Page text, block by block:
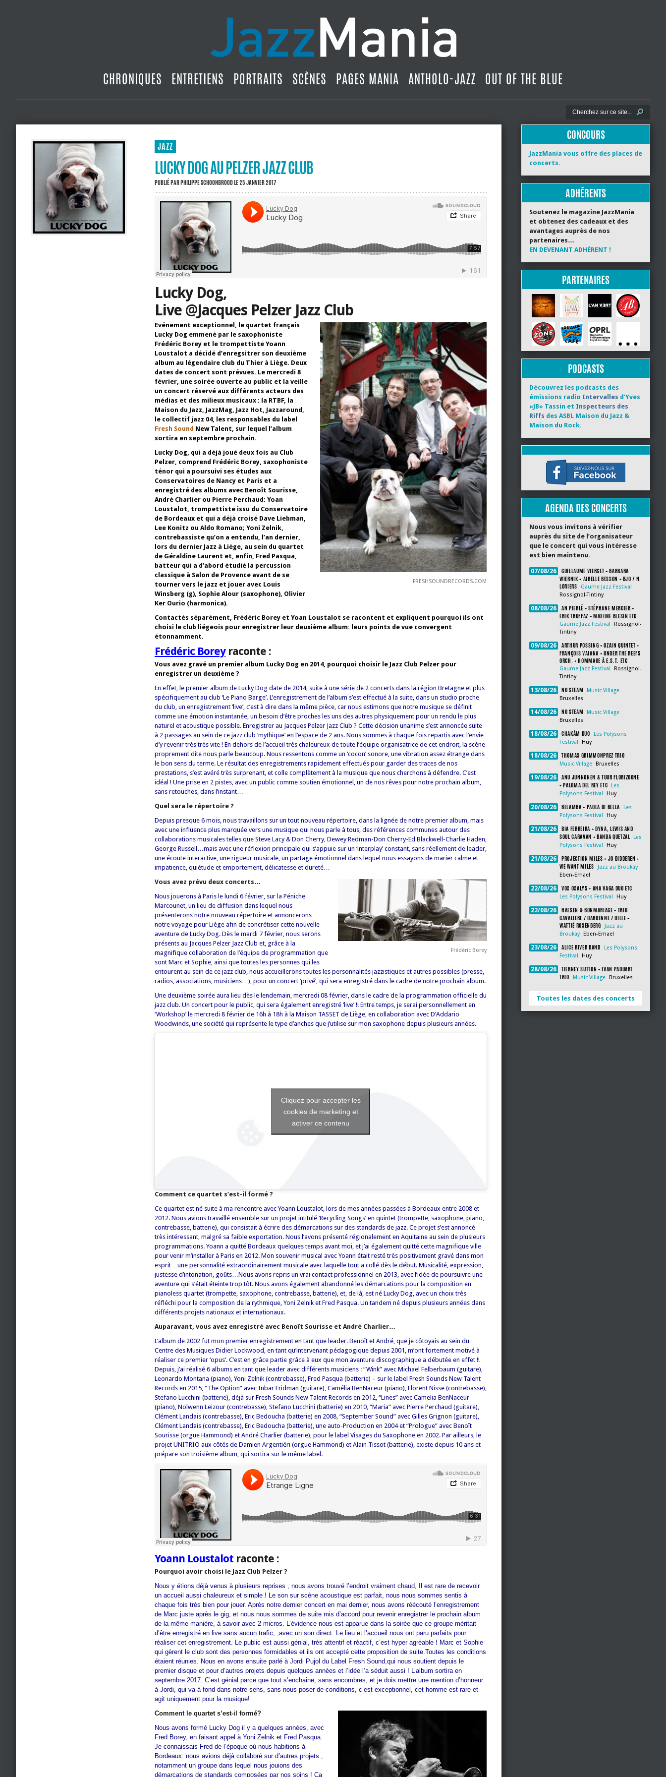
CHRONIQUES ENTRETIENS PORTRAITS SCÈNES PAGES MANIA ANTHOLO-JAZZ OUT OF THE BLUE
JAZZ
LUCKY DOG AU PELZER JAZZ CLUB
PUBLIÉ PARPHILIPPE SCHOONBROODLE 25 JANVIER 2017
Lucky Dog,
Live @Jacques Pelzer Jazz Club
FRESHSOUNDRECORDS.COM
Evénement exceptionnel, le quartet français
Lucky Dog emmené par le saxophoniste
Frédéric Borey et le trompettiste Yoann
Loustalot a décidé d’enregsitrer son deuxième
album au légendaire club du Thier à Liège. Deux
dates de concert sont prévues. Le mercredi 8
février, une soirée ouverte au public et la veille
un concert réservé aux différents acteurs des
médias et des milieux musicaux : la RTBF, la
Maison du Jazz, JazzMag, Jazz Hot, Jazzaround,
le collectif jazz 04, les responsables du label
Fresh Sound New Talent, sur lequel l’album
sortira en septembre prochain.
Lucky Dog, qui a déjà joué deux fois au Club
Pelzer, comprend Frédéric Borey, saxophoniste
ténor qui a poursuivi ses études aux
Conservatoires de Nancy et Paris et a
enregistré des albums avec Benoît Sourisse,
André Charlier ou Pierre Perchaud; Yoan
Loustalot, trompettiste issu du Conservatoire
de Bordeaux et qui a déjà croisé Dave Liebman,
Lee Konitz ou Aldo Romano; Yoni Zelnik,
contrebassiste qu’on a entendu, l’an dernier,
lors du dernier Jazz à Liège, au sein du quartet
de Géraldine Laurent et, enfin, Fred Pasqua,
batteur qui a d’abord étudié la percussion
classique à Salon de Provence avant de se
tourner vers le jazz et jouer avec Louis
Winsberg (g), Sophie Alour (saxophone), Olivier
Ker Ourio (harmonica).
Contactés séparément, Frédéric Borey et Yoan Loustalot se racontent et expliquent pourquoi ils ont
choisi le club liégeois pour enregistrer leur deuxième album: leurs points de vue convergent
étonnamment.
Frédéric Boreyraconte :
Vous avez gravé un premier album Lucky Dog en 2014, pourquoi choisir le Jazz Club Pelzer pour
enregistrer un deuxième ?
En effet, le premier album de Lucky Dog date de 2014, suite à une série de 2 concerts dans la région Bretagne et plus
spécifiquement au club ‘Le Piano Barge’. L’enregistrement de l’album s’est effectué à la suite, dans un studio proche
du club, un enregistrement ‘live’, c’est à dire dans la même pièce, car nous estimons que notre musique se définit
comme une émotion instantanée, un besoin d’être proches les uns des autres physiquement pour un rendu le plus
naturel et acoustique possible. Enregistrer au Jacques Pelzer Jazz Club ? Cette décision unanime s’est annoncée suite
à 2 passages au sein de ce jazz club ‘mythique’ en l’espace de 2 ans. Nous sommes à chaque fois repartis avec l’envie
d’y revenir très très vite ! En dehors de l’accueil très chaleureux de toute l’équipe organisatrice de cet endroit, la scène
proprement dite nous parle beaucoup. Nous ressentons comme un ‘cocon’ sonore, une vibration assez étrange dans
le bon sens du terme. Le résultat des enregistrements rapidement effectués pour garder des traces de nos
prestations, s’est avéré très surprenant, et colle complètement à la musique que nous cherchons à défendre. C’est
idéal ! Une prise en 2 pistes, avec un public comme soutien émotionnel, un de nos rêves pour notre prochain album,
sans retouches, dans l’instant…
Quel sera le répertoire ?
Depuis presque 6 mois, nous travaillons sur un tout nouveau répertoire, dans la lignée de notre premier album, mais
avec une influence plus marquée vers une musique qui nous parle à tous, des références communes autour des
collaborations musicales telles que Steve Lacy & Don Cherry, Dewey Redman-Don Cherry-Ed Blackwell-Charlie Haden,
George Russell…mais avec une réflexion principale qui s’appuie sur un ‘interplay’ constant, sans réellement de leader,
une écoute interactive, une rigueur musicale, un partage émotionnel dans lequel nous essayons de marier calme et
impatience, quiétude et emportement, délicatesse et dureté…
Frédéric Borey
Vous avez prévu deux concerts…
Nous jouerons à Paris le lundi 6 février, sur la Péniche
Marcounet, un lieu de diffusion dans lequel nous
présenterons notre nouveau répertoire et annoncerons
notre voyage pour Liège afin de concrétiser cette nouvelle
aventure de Lucky Dog. Dès le mardi 7 février, nous serons
présents au Jacques Pelzer Jazz Club et, grâce à la
magnifique collaboration de l’équipe de programmation que
sont Marc et Sophie, ainsi que toutes les personnes qui les
entourent au sein de ce jazz club, nous accueillerons toutes les personnalités jazzistiques et autres possibles (presse,
radios, associations, musiciens…), pour un concert ‘privé’, qui sera enregistré dans le cadre de notre prochain album.
Une deuxième soirée aura lieu dès le lendemain, mercredi 08 février, dans le cadre de la programmation officielle du
jazz club. Un concert pour le public, qui sera également enregistré ‘live’ !! Entre temps, je serai personnellement en
‘Workshop’ le mercredi 8 février de 16h à 18h à la Maison TASSET de Liège, en collaboration avec D’Addario
Woodwinds, une société qui représente le type d’anches que j’utilise sur mon saxophone depuis plusieurs années.
Cliquez pour accepter les
cookies de marketing et
activer ce contenu
Comment ce quartet s’est-il formé ?
Ce quartet est né suite à ma rencontre avec Yoann Loustalot, lors de mes années passées à Bordeaux entre 2008 et
2012. Nous avions travaillé ensemble sur un projet intitulé ‘Recycling Songs’ en quintet (trompette, saxophone, piano,
contrebasse, batterie), qui consistait à écrire des démarcations sur des standards de jazz. Ce projet s’est annoncé
très intéressant, malgré sa faible exportation. Nous l’avons présenté régionalement en Aquitaine au sein de plusieurs
programmations. Yoann a quitté Bordeaux quelques temps avant moi, et j’ai également quitté cette magnifique ville
pour venir m’installer à Paris en 2012. Mon souvenir musical avec Yoann était resté très positivement gravé dans mon
esprit…une personnalité extraordinairement musicale avec laquelle tout a collé dès le début. Musicalité, expression,
justesse d’intonation, goûts…Nous avons repris un vrai contact professionnel en 2013, avec l’idée de poursuivre une
aventure qui s’était éteinte trop tôt. Nous avons également abandonné les démarcations pour la composition en
pianoless quartet (trompette, saxophone, contrebasse, batterie), et, de là, est né Lucky Dog, avec un choix très
réfléchi pour la composition de la rythmique, Yoni Zelnik et Fred Pasqua. Un tandem né depuis plusieurs années dans
différents projets nationaux et internationaux.
Auparavant, vous avez enregistré avec Benoît Sourisse et André Charlier…
L’album de 2002 fut mon premier enregistrement en tant que leader. Benoît et André, que je côtoyais au sein du
Centre des Musiques Didier Lockwood, en tant qu’intervenant pédagogique depuis 2001, m’ont fortement motivé à
réaliser ce premier ‘opus’. C’est en grâce partie grâce à eux que mon aventure discographique a débutée en effet !!
Depuis, j’ai réalisé 6 albums en tant que leader avec différents musiciens : “Wink” avec Michael Felberbaum (guitare),
Leonardo Montana (piano), Yoni Zelnik (contrebasse), Fred Pasqua (batterie) – sur le label Fresh Sounds New Talent
Records en 2015, “The Option” avec Inbar Fridman (guitare), Camélia BenNaceur (piano), Florent Nisse (contrebasse),
Stefano Lucchini (batterie), déjà sur Fresh Sounds New Talent Records en 2012, “Lines” avec Camelia BenNaceur
(piano), Nolwenn Leizour (contrebasse), Stefano Lucchini (batterie) en 2010, “Maria” avec Pierre Perchaud (guitare),
Clément Landais (contrebasse), Eric Bedoucha (batterie) en 2008, “September Sound” avec Gilles Grignon (guitare),
Clément Landais (contrebasse), Eric Bedoucha (batterie), une auto-Production en 2004 et “Prologue” avec Benoît
Sourisse (orgue Hammond) et André Charlier (batterie), pour le label Visages du Saxophone en 2002. Par ailleurs, le
projet UNITRIO aux côtés de Damien Argentiéri (orgue Hammond) et Alain Tissot (batterie), existe depuis 10 ans et
prépare son troisième album, qui sortira sur le même label.
Yoann Loustalot raconte :
Pourquoi avoir choisi le Jazz Club Pelzer ?
Nous y étions déjà venus à plusieurs reprises , nous avons trouvé l’endroit vraiment chaud, Il est rare de recevoir
un accueil aussi chaleureux et simple ! Le son sur scène acoustique est parfait, nous nous sommes sentis à
chaque fois très bien pour jouer. Après notre dernier concert en mai dernier, nous avons réécouté l’enregistrement
de Marc juste après le gig, et nous nous sommes de suite mis d’accord pour revenir enregistrer le prochain album
de la même manière, à savoir avec 2 micros. L’évidence nous est apparue dans la soirée que ce groupe méritait
d’être enregistré en live sans aucun trafic, ,avec un son direct. Le lieu et l’accueil nous ont paru parfaits pour
réaliser cet enregistrement. Le public est aussi génial, très attentif et réactif, c’est hyper agréable ! Marc et Sophie
qui gèrent le club sont des personnes formidables et ils ont accepté cette proposition de suite.Toutes les conditions
étaient réunies. Nous en avons ensuite parlé à Jordi Pujol du Label Fresh Sound,qui nous soutient depuis le
premier disque et pour d’autres projets depuis quelques années et l’idée l’a séduit aussi ! L’album sortira en
septembre 2017. C’est génial parce que tout s’enchaine, sans encombres, et je dois mettre une mention d’honneur
à Jordi, qui va à fond dans notre sens, sans nous poser de conditions, c’est exceptionnel, cet homme est rare et
agit uniquement pour la musique!
Comment le quartet s’est-il formé?
Nous avons formé Lucky Dog il y a quelques années, avec
Fred Borey, en faisant appel à Yoni Zelnik et Fred Pasqua.
Je connaissais Fred de l’époque où nous habitions à
Bordeaux: nous avions déjà collaboré sur d’autres projets ,
notamment un groupe dans lequel nous jouions des
démarcations de standards composées par nos soins ! Ça
CONCOURS
JazzMania vous offre des places de
concerts.
ADHÉRENTS
Soutenez le magazine JazzMania
et obtenez des cadeaux et des
avantages auprès de nos
partenaires…
EN DEVENANT ADHÉRENT !
PARTENAIRES
PODCASTS
Découvrez les podcasts des
émissions radio Intervalles d’Yves
«JB» Tassin et Inspecteurs des
Riffs des ASBL Maison du Jazz &
Maison du Rock.
AGENDA DES CONCERTS
Nous vous invitons à vérifier
auprès du site de l’organisateur
que le concert qui vous intéresse
est bien maintenu.
07/08/26
GUILLAUME VIERSET + BARBARA
WIERNIK + AIRELLE BESSON + BJO / N.
LORIERS
Gaume Jazz Festival
Rossignol-Tintiny
08/08/26
AN PIERLÉ + STÉPHANE MERCIER +
ERIK TRUFFAZ + MAXIME BLESIN ETC
Gaume Jazz Festival
Rossignol-
Tintiny
09/08/26
ARTHUR POSSING + OZAIN QUINTET +
FRANÇOIS VAIANA + UNDER THE REEFS
ORCH. + HOMMAGE À E.S.T. ETC
Gaume Jazz Festival
Rossignol-
Tintiny
13/08/26 NO STEAM
Music Village
Bruxelles
14/08/26 NO STEAM
Music Village
Bruxelles
18/08/26 CHAKÂM DUO
Les Polysons
Festival
Huy
18/08/26 THOMAS GRIMMONPREZ TRIO
Music Village Bruxelles
19/08/26
ANU JUNNONEN & TUUR FLORIZOONE
+ PALOMA DEL REY ETC
Les
Polysons Festival
Huy
20/08/26 BELAMBA + PAOLA DI BELLA
Les
Polysons Festival
Huy
21/08/26
BIA FERREIRA + DYNA, LEWIS AND
SOUL CARAVAN + BANDA QUETZAL
Les
Polysons Festival
Huy
21/08/26
PROJECTION MILES + JO DIDDEREN +
WE WANT MILES
Jazz au Broukay
Eben-Emael
22/08/26 VOX OXALYS + ANA VAGA DUO ETC
Les Polysons Festival Huy
22/08/26
HAESEN & BONMARIAGE + TRIO
CAVALIERE / DARDENNE / DILLE +
WATTIÉ ROSENBERG
Jazz au
Broukay
Eben-Emael
23/08/26 ALICE RIVER BAND
Les Polysons
Festival
Huy
28/08/26
TIERNEY SUTTON + IVAN PADUART
TRIO
Music Village Bruxelles
Toutes les dates des concerts